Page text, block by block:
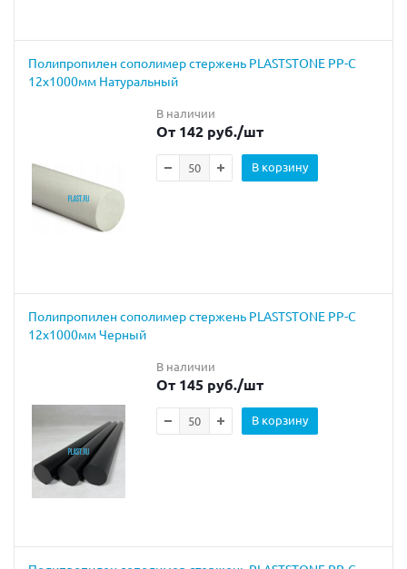
Полипропилен сополимер стержень PLASTSTONE PP-C
12х1000мм Натуральный
В наличии
От 142 руб./шт
В корзину
Полипропилен сополимер стержень PLASTSTONE PP-C
12х1000мм Черный
В наличии
От 145 руб./шт
В корзину